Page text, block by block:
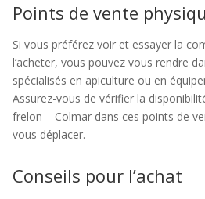
Points de vente
Si vous préférez voir et essayer la
l’acheter, vous pouvez vous rendre
spécialisés en apiculture ou en
Assurez-vous de vérifier la
frelon – Colmar dans ces points de
vous déplacer.
Conseils pour l’achat